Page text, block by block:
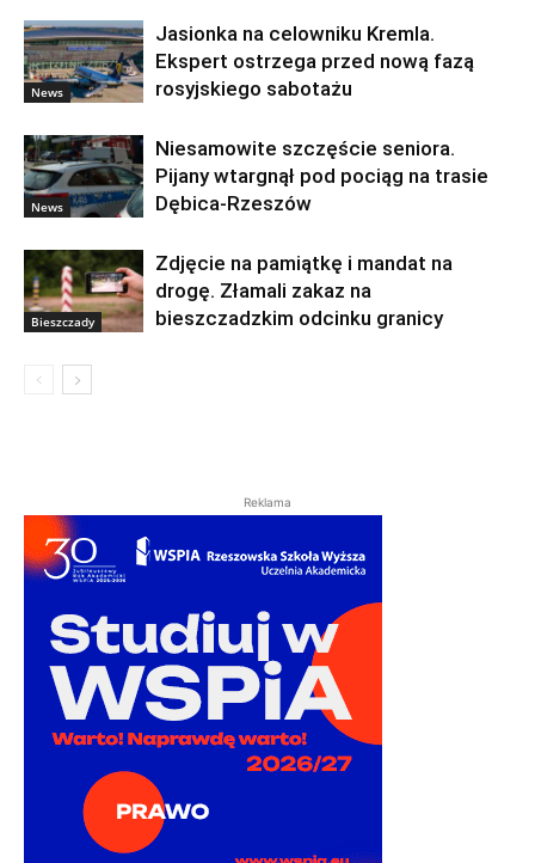
News
Jasionka na celowniku Kremla.
Ekspert ostrzega przed nową fazą
rosyjskiego sabotażu
News
Niesamowite szczęście seniora.
Pijany wtargnął pod pociąg na trasie
Dębica-Rzeszów
Bieszczady
Zdjęcie na pamiątkę i mandat na
drogę. Złamali zakaz na
bieszczadzkim odcinku granicy
Reklama